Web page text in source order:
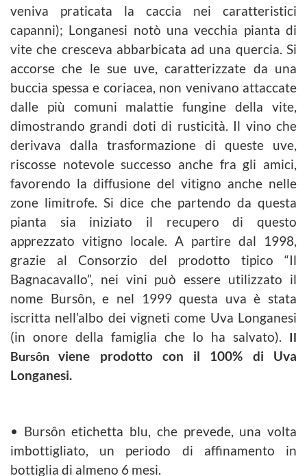
veniva praticata la caccia nei caratteristici
capanni); Longanesi notò una vecchia pianta di
vite che cresceva abbarbicata ad una quercia. Si
accorse che le sue uve, caratterizzate da una
buccia spessa e coriacea, non venivano attaccate
dalle più comuni malattie fungine della vite,
dimostrando grandi doti di rusticità. Il vino che
derivava dalla trasformazione di queste uve,
riscosse notevole successo anche fra gli amici,
favorendo la diffusione del vitigno anche nelle
zone limitrofe. Si dice che partendo da questa
pianta sia iniziato il recupero di questo
apprezzato vitigno locale. A partire dal 1998,
grazie al Consorzio del prodotto tipico “Il
Bagnacavallo”, nei vini può essere utilizzato il
nome Bursôn, e nel 1999questa uva è stata
iscritta nell’albo dei vigneti come Uva Longanesi
(in onore della famiglia che lo ha salvato). Il
Bursônviene prodotto con il 100% di Uva
Longanesi.
• Bursôn etichetta blu, che prevede, una volta
imbottigliato, un periodo di affinamento in
bottiglia di almeno 6 mesi.